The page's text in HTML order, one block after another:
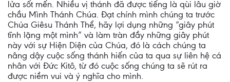
lửa sốt mến. Nhiều vị thánh đã được tiếng là qùi lâu giờ
chầu Mình Thánh Chúa. Đạt chính mình chúng ta trước
Chúa Giêsu Thánh Thể, hãy lợi dụng những “giây phút
tĩnh lặng một mình” và làm tràn đầy những giây phút
này với sự Hiện Diện của Chúa, đó là cách chúng ta
nâng dậy cuộc sống thánh hiến của ta qua sự liên hệ cá
nhân với Đức Kitô, từ đó cuộc sống chúng ta sẽ rút ra
được niềm vui và ý nghĩa cho mình.